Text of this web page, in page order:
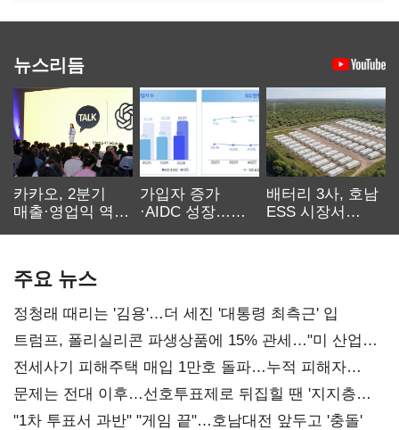
뉴스리듬
카카오, 2분기
매출·영업익 역대
가입자 증가
·AIDC 성장…
배터리 3사, 호남
ESS 시장서
주요 뉴스
정청래 때리는 '김용'…더 세진 '대통령 최측근' 입
트럼프, 폴리실리콘 파생상품에 15% 관세…"미 산업
재건"
전세사기 피해주택 매입 1만호 돌파…누적 피해자
4만278명
문제는 전대 이후…선호투표제로 뒤집힐 땐 '지지층
불복'
"1차 투표서 과반" "게임 끝"…호남대전 앞두고 '충돌'